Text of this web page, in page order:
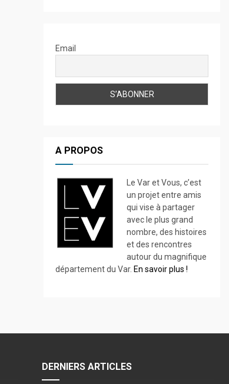
Email
A PROPOS
Le Var et Vous, c’est
un projet entre amis
qui vise à partager
avec le plus grand
nombre, des histoires
et des rencontres
autour du magnifique
département du Var. En savoir plus !
DERNIERS ARTICLES